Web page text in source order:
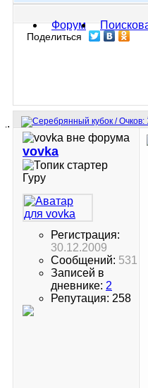
Форум
Поделиться
vovka
Гуру
Регистрация:
30.12.2009
Сообщений: 531
Записей в
дневнике: 2
Репутация: 258